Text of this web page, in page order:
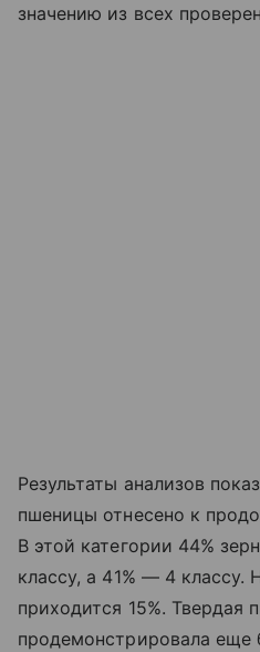
значению из всех
Результаты анализов
пшеницы отнесено к
В этой категории 44%
классу, а 41% — 4 классу.
приходится 15%. Твердая
продемонстрировала еще